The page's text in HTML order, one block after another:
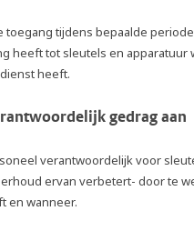
toegang tijdens bepaalde
heeft tot sleutels en apparatuur
heeft.
gedrag aan
verantwoordelijk voor
ervan verbetert- door te
en wanneer.